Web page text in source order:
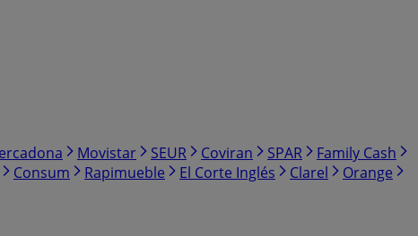
Movistar SEUR Coviran SPAR
Family Cash
Consum Rapimueble El Corte Inglés Clarel
Orange